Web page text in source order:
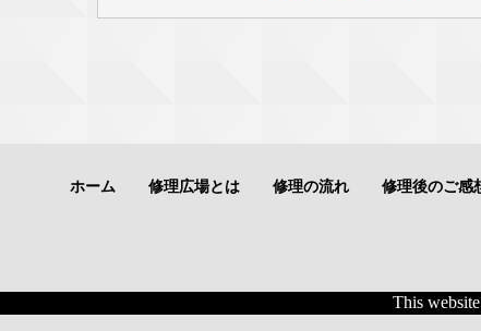
ホーム 修理広場とは 修理の流れ 修理後のご感
This